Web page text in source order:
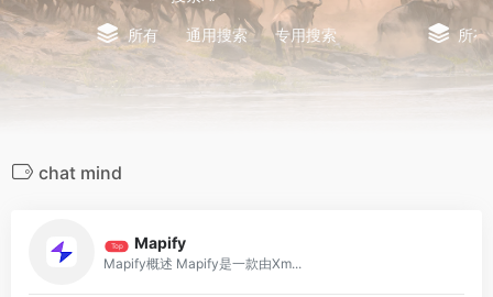
所有 通用搜索 专用搜索 所有
chat mind
Top Mapify
Mapify概述 Mapify是一款由Xm...